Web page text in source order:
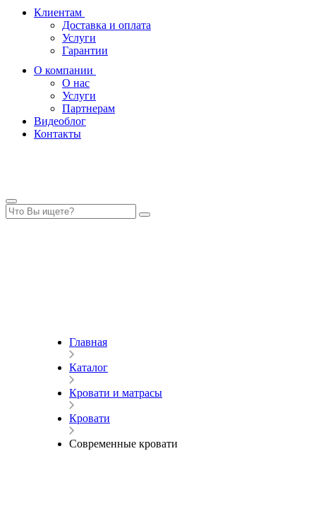
Клиентам
Доставка и оплата
Услуги
Гарантии
О компании
О нас
Услуги
Партнерам
Видеоблог
Контакты
Главная
Каталог
Кровати и матрасы
Кровати
Современные кровати